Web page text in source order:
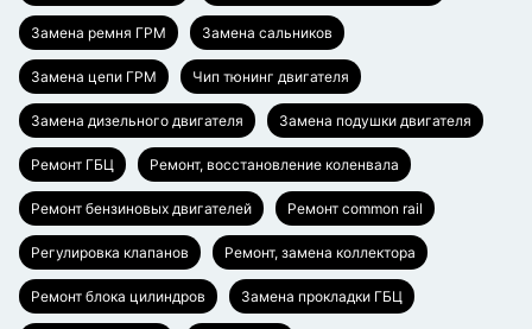
Замена ремня ГРМ Замена сальников
Замена цепи ГРМ Чип тюнинг двигателя
Замена дизельного двигателя Замена подушки двигателя
Ремонт ГБЦ Ремонт, восстановление коленвала
Ремонт бензиновых двигателей Ремонт common rail
Регулировка клапанов Ремонт, замена коллектора
Ремонт блока цилиндров Замена прокладки ГБЦ